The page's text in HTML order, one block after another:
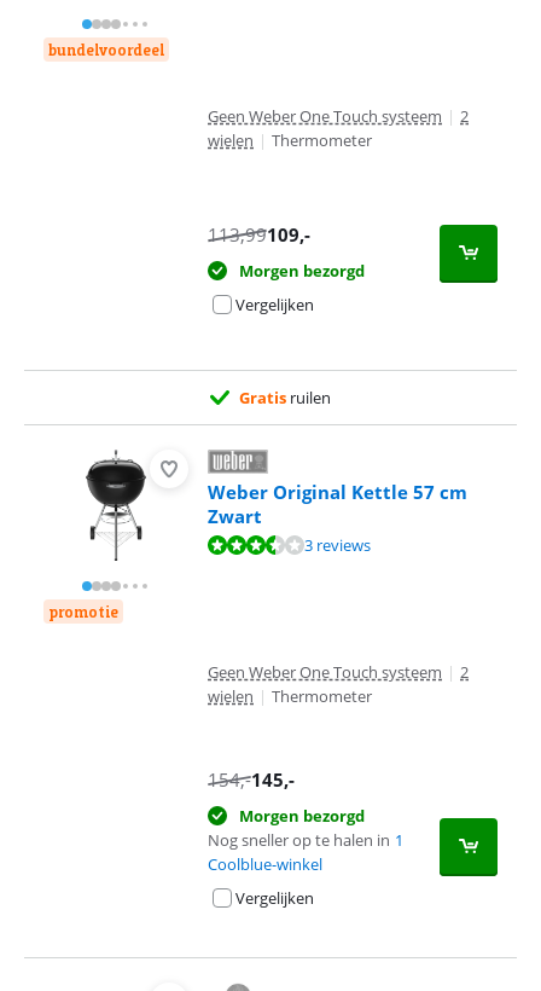
bundelvoordeel
Geen Weber One Touch systeem | 2
wielen | Thermometer
113,99109,-
Morgen bezorgd
Vergelijken
Gratis ruilen
promotie
Weber Original Kettle 57 cm
Zwart
Beoordeling is 6,7 van de 10, gebaseerd op 3 reviews.
3 reviews
Geen Weber One Touch systeem | 2
wielen | Thermometer
154,-145,-
Morgen bezorgd
Nog sneller op te halen in 1
Coolblue-winkel
Vergelijken